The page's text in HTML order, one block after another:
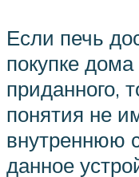
Если печь
покупке дома
приданного,
понятия не
внутреннюю
данное